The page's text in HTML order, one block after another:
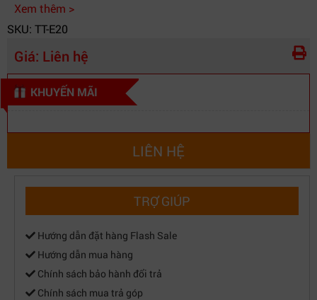
Xem thêm >
SKU: TT-E20
Giá: Liên hệ
KHUYẾN MÃI
LIÊN HỆ
TRỢ GIÚP
Hướng dẫn đặt hàng Flash Sale
Hướng dẫn mua hàng
Chính sách bảo hành đổi trả
Chính sách mua trả góp